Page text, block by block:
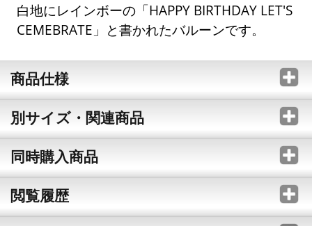
白地にレインボーの「HAPPY BIRTHDAY LET'S
CEMEBRATE」と書かれたバルーンです。
商品仕様
別サイズ・関連商品
同時購入商品
閲覧履歴